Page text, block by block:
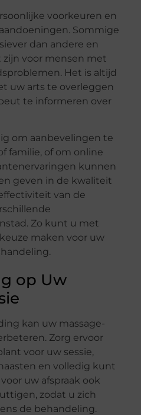
voorkeuren en
Sommige
dan andere en
voor mensen met
Het is altijd
uw arts te overleggen
te informeren over
om aanbevelingen te
familie, of om online
kunnen
geven in de kwaliteit
van de
Zo kunt u met
maken voor uw
op Uw
kan uw massage-
Zorg ervoor
voor uw sessie,
en volledig kunt
uw afspraak ook
zodat u zich
de behandeling.